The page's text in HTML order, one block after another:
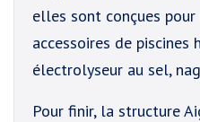
elles sont conçues
accessoires de piscines
électrolyseur au sel,
Pour finir, la structure